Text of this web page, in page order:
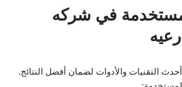
في شركه
التقنيات والأدوات لضمان أفضل النتائج.